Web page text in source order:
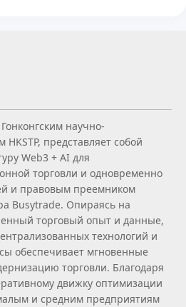
научно-
представляет собой
Web3 + AI для
торговли и одновременно
и правовым преемником
Busytrade. Опираясь на
торговый опыт и данные,
технологий и
обеспечивает мгновенные
торговли. Благодаря
движку оптимизации
и средним предприятиям